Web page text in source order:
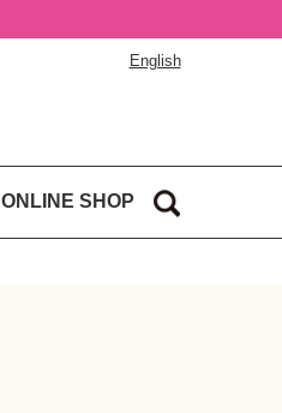
English
ONLINE SHOP